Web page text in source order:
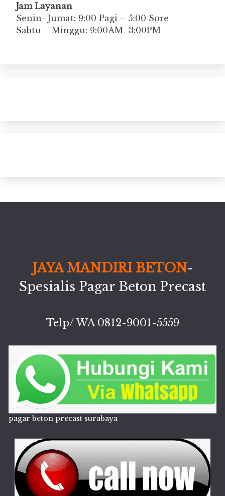
Jam Layanan
Senin- Jumat: 9:00 Pagi – 5:00 Sore
Sabtu – Minggu: 9:00AM–3:00PM
JAYA MANDIRI BETON-
Spesialis Pagar Beton Precast
Telp/ WA 0812-9001-5559
pagar beton precast surabaya